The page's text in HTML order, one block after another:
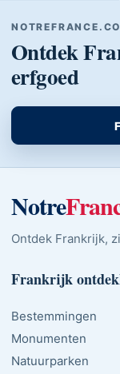
Ontdek
erfgoed
Notre
Ontdek Frankrijk,
Frankrijk
Bestemmingen
Monumenten
Natuurparken